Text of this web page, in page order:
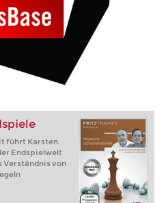
führt Karsten
Endspielwelt
Verständnis von